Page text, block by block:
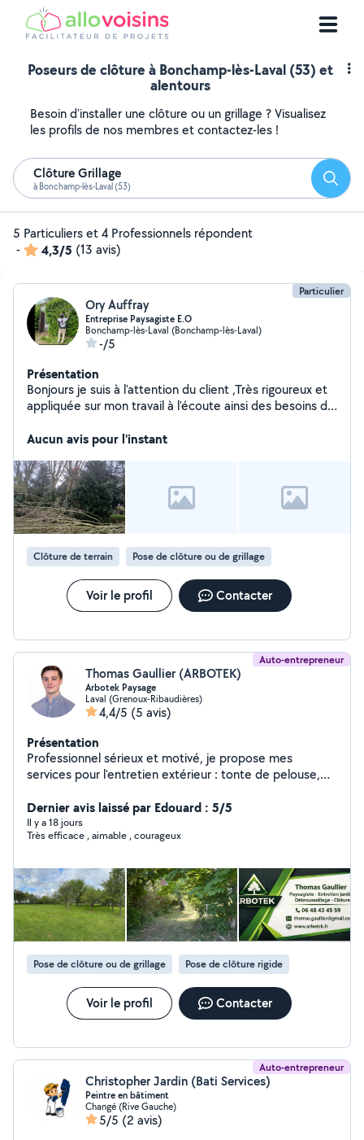
Poseurs de clôture à Bonchamp-lès-Laval (53) et
alentours
Besoin d'installer une clôture ou un grillage ? Visualisez
les profils de nos membres et contactez-les !
Clôture Grillage
à Bonchamp-lès-Laval (53)
5 Particuliers et 4 Professionnels répondent
-
4,3/5 (13 avis)
Particulier
Ory Auffray
Entreprise Paysagiste E.O
Bonchamp-lès-Laval (Bonchamp-lès-Laval)
-/5
Présentation
Bonjours je suis à l'attention du client ,Très rigoureux et
appliquée sur mon travail à l'écoute ainsi des besoins de
Aucun avis pour l'instant
Clôture de terrain Pose de clôture ou de grillage
Voir le profil Contacter
Auto-entrepreneur
Thomas Gaullier (ARBOTEK)
Arbotek Paysage
Laval (Grenoux-Ribaudières)
4,4/5 (5 avis)
Présentation
Professionnel sérieux et motivé, je propose mes
services pour l'entretien extérieur : tonte de pelouse,
travaux et remise en état de terrain. Travail soigné,
ponctuel et réactif. Devis rapide et intervention
efficace.
Dernier avis laissé par Edouard : 5/5
Il y a 18 jours
Très efficace , aimable , courageux
Pose de clôture ou de grillage Pose de clôture rigide
Voir le profil Contacter
Auto-entrepreneur
Christopher Jardin (Bati Services)
Peintre en bâtiment
Changé (Rive Gauche)
5/5 (2 avis)